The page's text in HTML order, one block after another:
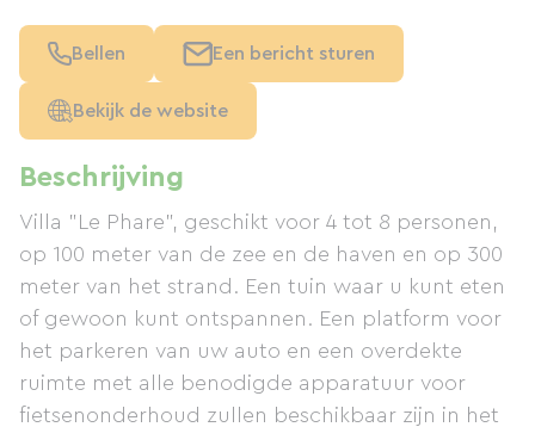
Beschrijving
Villa "Le Phare", geschikt voor 4 tot 8 personen,
op 100 meter van de zee en de haven en op 300
meter van het strand. Een tuin waar u kunt eten
of gewoon kunt ontspannen. Een platform voor
het parkeren van uw auto en een overdekte
ruimte met alle benodigde apparatuur voor
fietsenonderhoud zullen beschikbaar zijn in het
Bellen Een bericht sturen
Bekijk de website